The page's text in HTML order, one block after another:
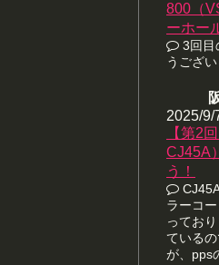
800（
ーホー
3回目
うござ
2025/9/
【第2
CJ45A
う！
ラーコ
ってお
ている
が、pps